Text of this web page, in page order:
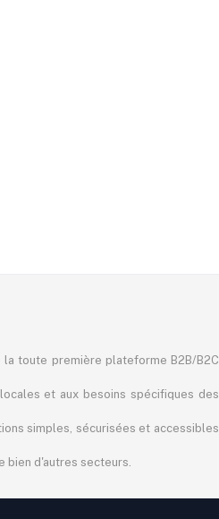
toute première plateforme B2B/B2C
et aux besoins spécifiques des
simples, sécurisées et accessibles
bien d'autres secteurs.